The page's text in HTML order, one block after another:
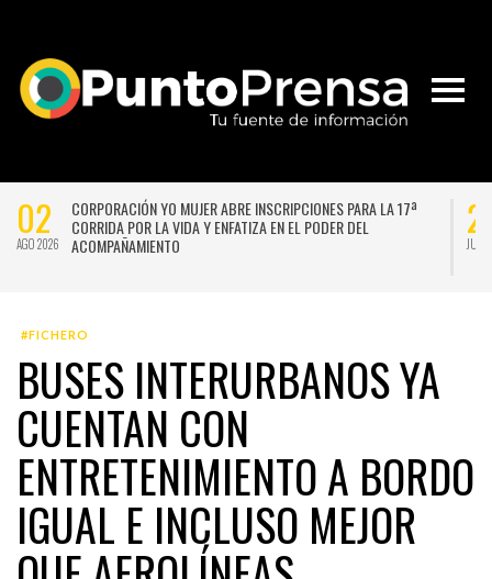
02
AGO 2026
CORPORACIÓN YO MUJER ABRE INSCRIPCIONES PARA LA 17ª
CORRIDA POR LA VIDA Y ENFATIZA EN EL PODER DEL
ACOMPAÑAMIENTO
JUL
#FICHERO
BUSES INTERURBANOS YA
CUENTAN CON
ENTRETENIMIENTO A BORDO
IGUAL E INCLUSO MEJOR